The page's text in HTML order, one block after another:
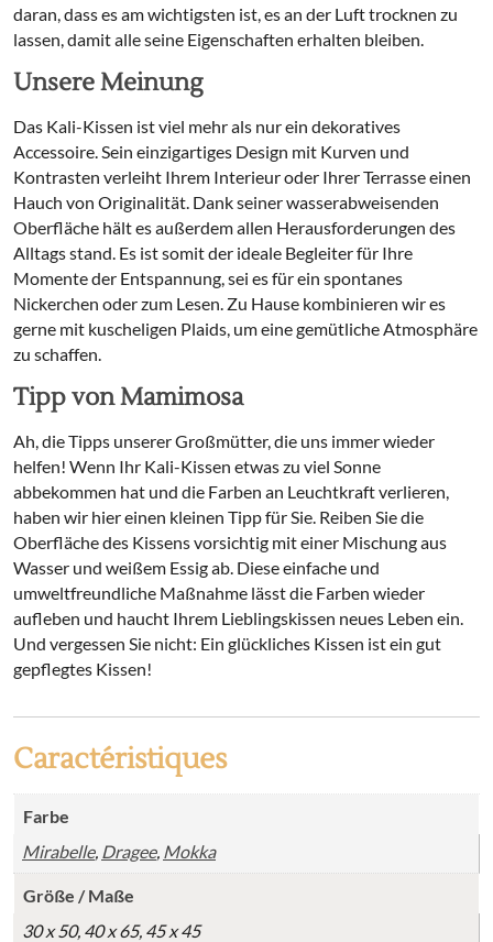
daran, dass es am wichtigsten ist, es an der Luft trocknen zu
lassen, damit alle seine Eigenschaften erhalten bleiben.
Unsere Meinung
Das Kali-Kissen ist viel mehr als nur ein dekoratives
Accessoire. Sein einzigartiges Design mit Kurven und
Kontrasten verleiht Ihrem Interieur oder Ihrer Terrasse einen
Hauch von Originalität. Dank seiner wasserabweisenden
Oberfläche hält es außerdem allen Herausforderungen des
Alltags stand. Es ist somit der ideale Begleiter für Ihre
Momente der Entspannung, sei es für ein spontanes
Nickerchen oder zum Lesen. Zu Hause kombinieren wir es
gerne mit kuscheligen Plaids, um eine gemütliche Atmosphäre
zu schaffen.
Tipp von Mamimosa
Ah, die Tipps unserer Großmütter, die uns immer wieder
helfen! Wenn Ihr Kali-Kissen etwas zu viel Sonne
abbekommen hat und die Farben an Leuchtkraft verlieren,
haben wir hier einen kleinen Tipp für Sie. Reiben Sie die
Oberfläche des Kissens vorsichtig mit einer Mischung aus
Wasser und weißem Essig ab. Diese einfache und
umweltfreundliche Maßnahme lässt die Farben wieder
aufleben und haucht Ihrem Lieblingskissen neues Leben ein.
Und vergessen Sie nicht: Ein glückliches Kissen ist ein gut
gepflegtes Kissen!
Caractéristiques
Farbe
Mirabelle, Dragee, Mokka
Größe / Maße
30 x 50, 40 x 65, 45 x 45